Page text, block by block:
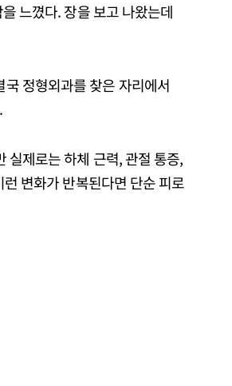
느꼈다. 장을 보고 나왔는데
정형외과를 찾은 자리에서
실제로는 하체 근력, 관절 통증,
변화가 반복된다면 단순 피로